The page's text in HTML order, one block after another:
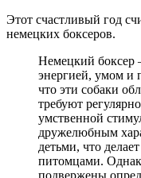
Этот счастливый год
немецких боксеров.
Немецкий боксер
энергией, умом и
что эти собаки
требуют
умственной
дружелюбным
детьми, что
питомцами.
подвержены